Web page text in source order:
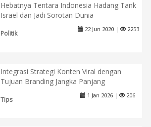
Hebatnya Tentara Indonesia Hadang Tank
Israel dan Jadi Sorotan Dunia
Politik
22 Jun 2020 | 2253
Integrasi Strategi Konten Viral dengan
Tujuan Branding Jangka Panjang
Tips
1 Jan 2026 | 206